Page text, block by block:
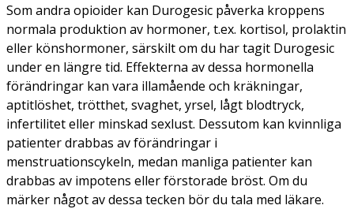
Som andra opioider kan Durogesic påverka kroppens
normala produktion av hormoner, t.ex. kortisol, prolaktin
eller könshormoner, särskilt om du har tagit Durogesic
under en längre tid. Effekterna av dessa hormonella
förändringar kan vara illamående och kräkningar,
aptitlöshet, trötthet, svaghet, yrsel, lågt blodtryck,
infertilitet eller minskad sexlust. Dessutom kan kvinnliga
patienter drabbas av förändringar i
menstruationscykeln, medan manliga patienter kan
drabbas av impotens eller förstorade bröst. Om du
märker något av dessa tecken bör du tala med läkare.